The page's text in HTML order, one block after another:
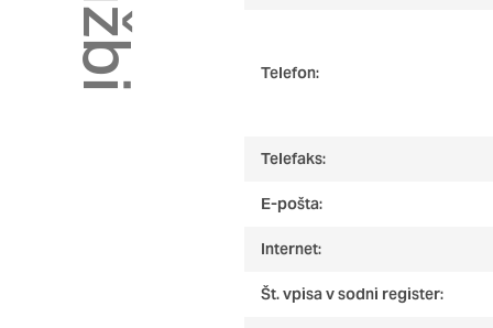
Telefon:
Telefaks:
E-pošta:
Internet:
Št. vpisa v sodni register:
zasebnosti, prijava
S temi piškotki
našega spletnega
opazujemo, kako se
in anonimni. Če